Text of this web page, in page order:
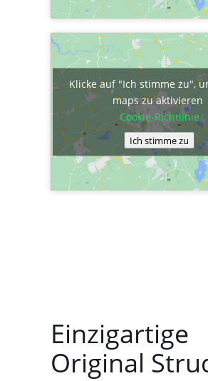
Klicke auf "Ich stimme zu",
maps zu aktivieren
Cookie-Richtlinie
Ich stimme zu
Einzigartige
Original